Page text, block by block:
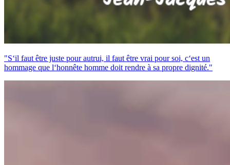
"S‘il faut être juste pour autrui, il faut être vrai pour soi, c‘est un
hommage que l‘honnête homme doit rendre à sa propre dignité."